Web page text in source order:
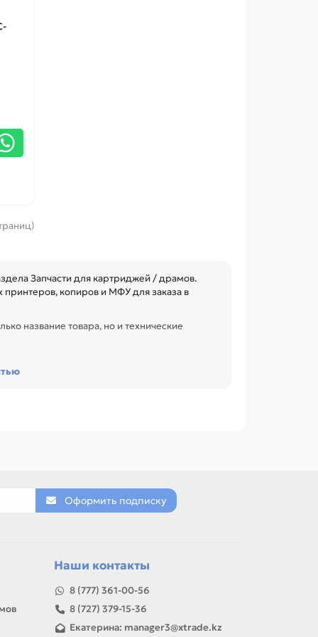
Запчасти для картриджей / драмов.
копиров и МФУ для заказа в
название товара, но и технические
сервисного центра или техники с
Оформить подписку
Наши контакты
8 (777) 361-00-56
8 (727) 379-15-36
Екатерина: manager3@xtrade.kz